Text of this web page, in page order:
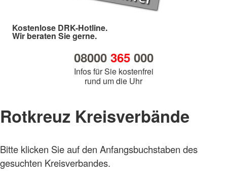
Kostenlose DRK-Hotline.
Wir beraten Sie gerne.
08000 365000
Infos für Sie kostenfrei
rund um die Uhr
Rotkreuz Kreisverbände
Bitte klicken Sie auf den Anfangsbuchstaben des
gesuchten Kreisverbandes.